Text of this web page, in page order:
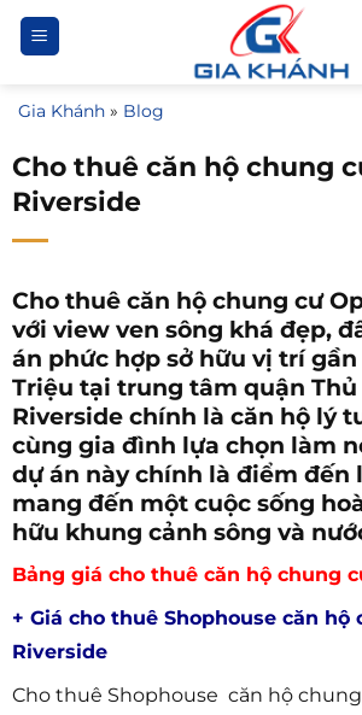
Bỏ
qua
dung
Gia Khánh » Blog
Cho thuê căn hộ chung
Riverside
Cho thuê căn hộ chung cư
với view ven sông khá đẹp,
án phức hợp sở hữu vị trí
Triệu tại trung tâm quận
Riverside chính là căn hộ lý
cùng gia đình lựa chọn làm
dự án này chính là điểm đến
mang đến một cuộc sống
hữu khung cảnh sông và
Bảng giá cho thuê căn hộ chung
+ Giá cho thuê Shophouse căn hộ
Riverside
Cho thuê Shophouse căn hộ